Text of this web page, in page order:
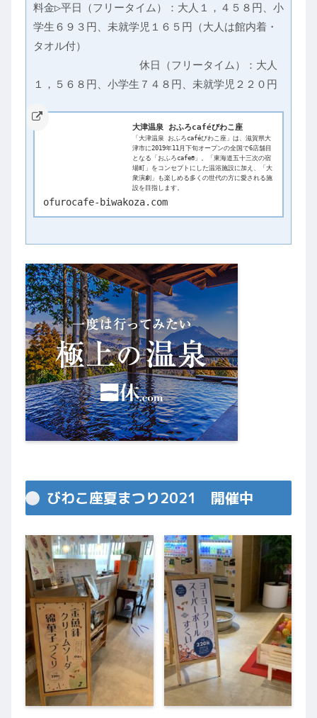
料金▷平日（フリータイム）：大人１，４５８円、小
学生６９３円、未就学児１６５円（大人は館内着・
タオル付）
休日（フリータイム）：大人
大津温泉 おふろcaféびわこ座
「大津温泉 おふろcaféびわこ座」は、滋賀県大
津市に2019年11月下旬オープンの全国で6店舗目
となる「おふろcafe®」。「東海道五十三次の宿
場町」をコンセプトにした温浴施設に加え、「大
衆演劇」も楽しめる多くの世代の方に愛される施
設を目指します。
ofurocafe-biwakoza.com
びわこ座夏まつり2021 開催中